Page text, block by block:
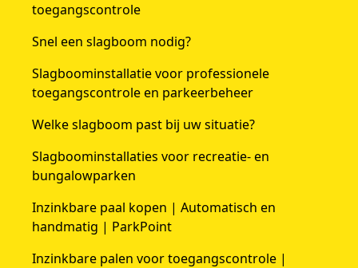
toegangscontrole
Snel een slagboom nodig?
Slagboominstallatie voor professionele
toegangscontrole en parkeerbeheer
Welke slagboom past bij uw situatie?
Slagboominstallaties voor recreatie- en
bungalowparken
Inzinkbare paal kopen | Automatisch en
handmatig | ParkPoint
Inzinkbare palen voor toegangscontrole |